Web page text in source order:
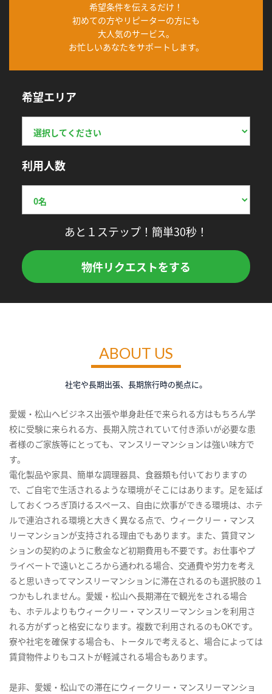
希望条件を伝えるだけ！
初めての方やリピーターの方にも
大人気のサービス。
お忙しいあなたをサポートします。
希望エリア
利用人数
あと１ステップ！簡単30秒！
物件リクエストをする
ABOUT US
社宅や長期出張、長期旅行時の拠点に。
愛媛・松山へビジネス出張や単身赴任で来られる方はもちろん学
校に受験に来られる方、長期入院されていて付き添いが必要な患
者様のご家族等にとっても、マンスリーマンションは強い味方で
す。
電化製品や家具、簡単な調理器具、食器類も付いておりますの
で、ご自宅で生活されるような環境がそこにはあります。足を延ば
しておくつろぎ頂けるスペース、自由に炊事ができる環境は、ホテ
ルで連泊される環境と大きく異なる点で、ウィークリー・マンス
リーマンションが支持される理由でもあります。また、賃貸マン
ションの契約のように敷金など初期費用も不要です。お仕事やプ
ライベートで遠いところから通われる場合、交通費や労力を考え
ると思いきってマンスリーマンションに滞在されるのも選択肢の１
つかもしれません。愛媛・松山へ長期滞在で観光をされる場合
も、ホテルよりもウィークリー・マンスリーマンションを利用さ
れる方がずっと格安になります。複数で利用されるのもOKです。
寮や社宅を確保する場合も、トータルで考えると、場合によっては
賃貸物件よりもコストが軽減される場合もあります。
是非、愛媛・松山での滞在にウィークリー・マンスリーマンショ